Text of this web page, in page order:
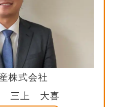
株式会社
三上 大喜